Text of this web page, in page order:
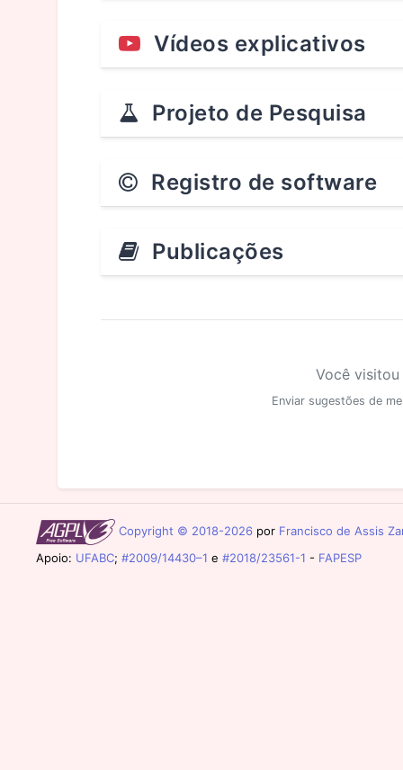
Vídeos explicativos
Projeto de Pesquisa
Registro de software
Publicações
Você
Enviar sugestões de
Copyright © 2018-2026 por Francisco de Assis
Apoio: UFABC; #2009/14430–1 e #2018/23561-1 - FAPESP